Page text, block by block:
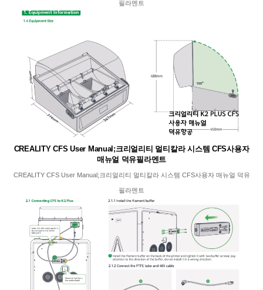
필라멘트
CREALITY CFS User Manual;크리얼리티 멀티칼라 시스템 CFS사용자
매뉴얼 덕유필라멘트
CREALITY CFS User Manual;크리얼리티 멀티칼라 시스템 CFS사용자 매뉴얼 덕유
필라멘트